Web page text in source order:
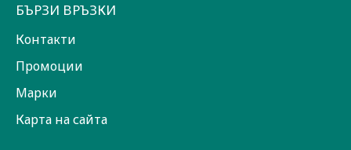
БЪРЗИ ВРЪЗКИ
Контакти
Промоции
Марки
Карта на сайта